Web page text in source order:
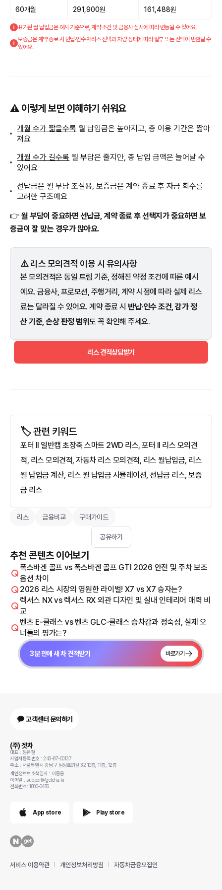
60개월 291,900원 161,488원
표기된 월 납입금은 예시 기준으로, 계약 조건 및 금융사 심사에 따라 변동될 수 있어요.
보증금은 계약 종료 시 반납·인수·재리스 선택과 차량 상태에 따라 일부 또는 전액이 반환될 수
있어요.
⚠️ 이렇게 보면 이해하기 쉬워요
개월 수가 짧을수록 월 납입금은 높아지고, 총 이용 기간은 짧아
져요
개월 수가 길수록 월 부담은 줄지만, 총 납입 금액은 늘어날 수
있어요
선납금은 월 부담 조절용, 보증금은 계약 종료 후 자금 회수를
고려한 구조예요
👉 월 부담이 중요하면 선납금, 계약 종료 후 선택지가 중요하면 보
증금이 잘 맞는 경우가 많아요.
⚠️ 리스 모의견적 이용 시 유의사항
본 모의견적은 동일 트림 기준, 정해진 약정 조건에 따른 예시
예요. 금융사, 프로모션, 주행거리, 계약 시점에 따라 실제 리스
료는 달라질 수 있어요. 계약 종료 시 반납·인수 조건, 감가 정
산 기준, 손상 판정 범위도 꼭 확인해 주세요.
리스 견적상담받기
🏷️ 관련 키워드
포터 II 일반캡 초장축 스마트 2WD 리스, 포터 II 리스 모의견
적, 리스 모의견적, 자동차 리스 모의견적, 리스 월납입금, 리스
월 납입금 계산, 리스 월 납입금 시뮬레이션, 선납금 리스, 보증
금 리스
리스 금융비교 구매가이드
공유하기
추천 콘텐츠 이어보기
폭스바겐 골프 vs 폭스바겐 골프 GTI 2026 안전 및 주차 보조
옵션 차이
2026 리스 시장의 영원한 라이벌! X7 vs X7 승자는?
렉서스 NX vs 렉서스 RX 외관 디자인 및 실내 인테리어 매력 비
교
벤츠 E-클래스 vs 벤츠 GLC-클래스 승차감과 정숙성, 실제 오
너들의 평가는?
3분 만에 새 차 견적받기 바로가기
고객센터 문의하기
(주) 겟차
대표 : 정유철
사업자등록번호 : 243-87-00137
주소 : 서울특별시 강남구 삼성로91길 32 10층, 11층, 12층
개인정보보호책임자 : 이동용
이메일 : support@getcha.kr
전화번호: 1800-0456
App store Play store
서비스 이용약관 개인정보처리방침 자동차금융모집인